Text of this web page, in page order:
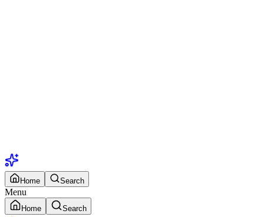
Home Search
Menu
Home Search